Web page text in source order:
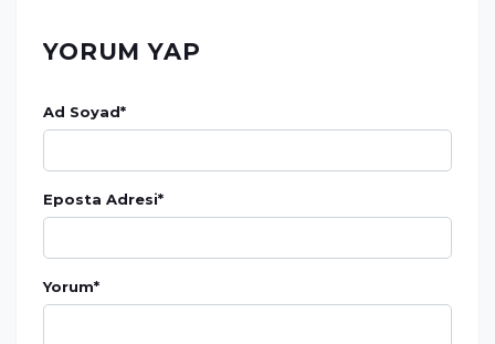
YORUM YAP
Ad Soyad*
Eposta Adresi*
Yorum*